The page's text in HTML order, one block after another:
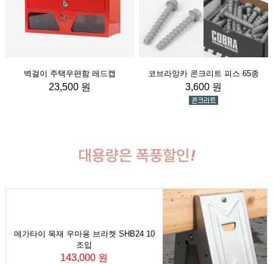
벽걸이 주택우편함 레드캡
23,500 원
코브라앙카 콘크리트 피스 65종
3,600 원
메가타이 목재 우마용 브라켓 SHB24 10
조입
143,000 원